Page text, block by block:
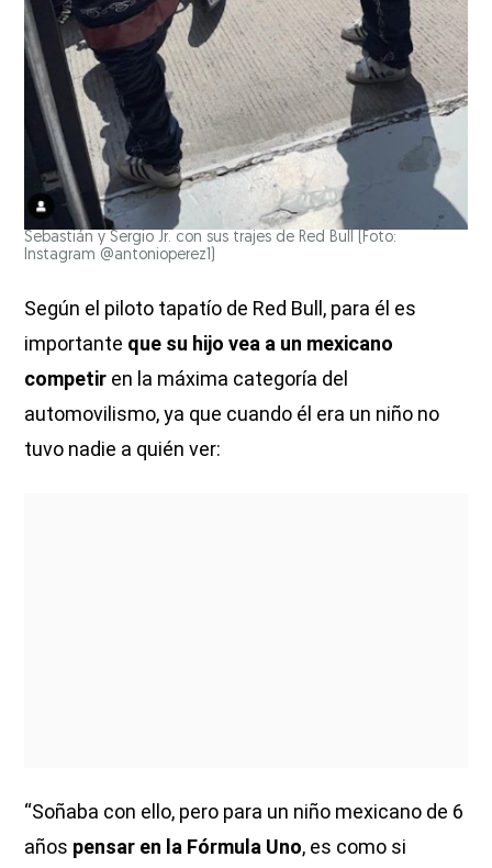
Sebastián y Sergio Jr. con sus trajes de Red Bull (Foto:
Instagram @antonioperez1)
Según el piloto tapatío de Red Bull, para él es
importante que su hijo vea a un mexicano
competir en la máxima categoría del
automovilismo, ya que cuando él era un niño no
tuvo nadie a quién ver:
“Soñaba con ello, pero para un niño mexicano de 6
años pensar en la Fórmula Uno, es como si